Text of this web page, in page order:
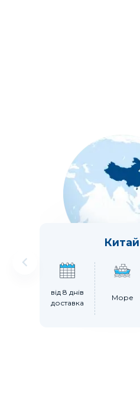
Китай
від 8 днів
доставка
Море